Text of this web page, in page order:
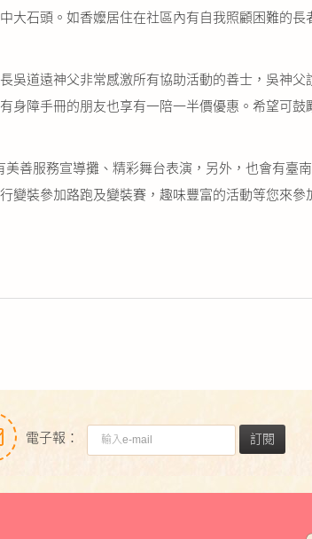
大石頭。如香嬤居住在社區內有自我照顧困難的長
吳道遠神父非常感激所有協助活動的善士，吳神父
身障手冊的朋友也享有一陪一半價優惠。希望可鼓
善服務宣導攤、精彩舞台表演，另外，也會有臺
裝參加路跑及變裝賽，趣味豐富的活動等您來參
電子報： 訂閱